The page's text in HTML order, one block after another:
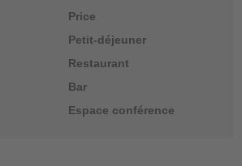
Price
Petit-déjeuner
Restaurant
Bar
Espace conférence